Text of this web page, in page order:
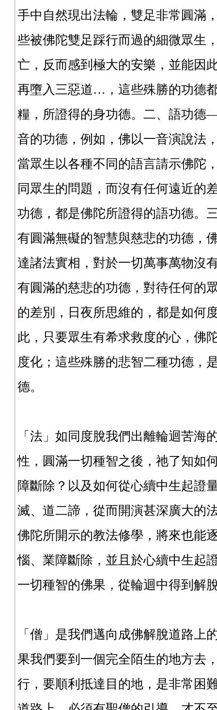
手中自然現出法輪，雙足非常圓滿
些被佛陀雙足踩行而過的細微眾生
亡，反而感到極大的安樂，並能因
再墮入三惡道…，這些殊勝的功德
糧，所證得的身功德。二、語功德
音的功德，例如，佛以一音演說法
當眾生以各種不同的語言請示佛陀
同眾生的問題，而沒有任何遠近的
功德，都是佛陀所證得的語功德。
有圓滿無礙的智慧與慈悲的功德，
達諸法實相，對於一切萬事萬物沒
有圓滿的慈悲的功德，對待任何的
的差別，日夜所思維的，都是如何
此，只要眾生有希求救度的心，佛
度化；這些殊勝的悲智二種功德，
德。
「法」如同度脫我們出離輪迴苦海
性，圓滿一切種智之後，祂了知如
障斷除？以及如何從心續中生起證
滅、道二諦，從而開演甚深廣大的
佛陀所開示的教法修學，將來也能
惱、業障斷除，並且於心續中生起
一切種智的佛果，從輪迴中得到解
「僧」是我們邁向成佛解脫道路上
果我們要到一個完全陌生的地方去
行，要順利抵達目的地，是非常困